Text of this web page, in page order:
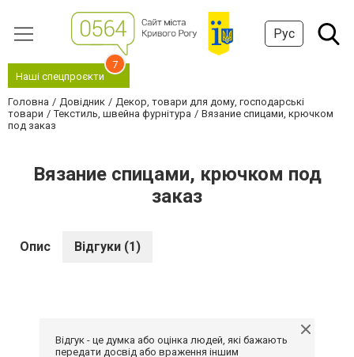
Рус
Наші спецпроєкти
7
Головна Довідник
Декор, товари для дому, господарські
товари
Текстиль, швейна фурнітура
Вязание спицами, крючком
под заказ
Вязание спицами, крючком под
заказ
Опис Відгуки (1)
Відгук - це думка або оцінка людей, які бажають
передати досвід або враження іншим